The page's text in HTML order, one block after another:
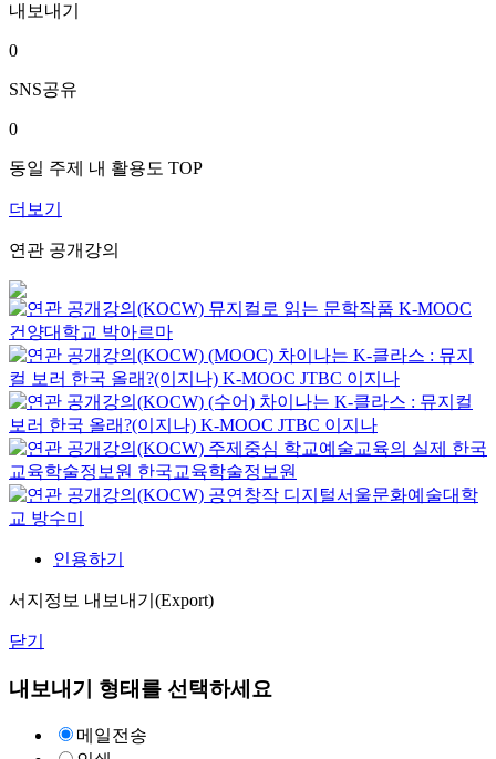
내보내기
0
SNS공유
0
동일 주제 내 활용도 TOP
더보기
연관 공개강의
뮤지컬로 읽는 문학작품 K-MOOC
건양대학교 박아르마
(MOOC) 차이나는 K-클라스 : 뮤지
컬 보러 한국 올래?(이지나) K-MOOC JTBC 이지나
(수어) 차이나는 K-클라스 : 뮤지컬
보러 한국 올래?(이지나) K-MOOC JTBC 이지나
주제중심 학교예술교육의 실제 한국
교육학술정보원 한국교육학술정보원
공연창작 디지털서울문화예술대학
교 방수미
인용하기
서지정보 내보내기(Export)
닫기
내보내기 형태를 선택하세요
메일전송